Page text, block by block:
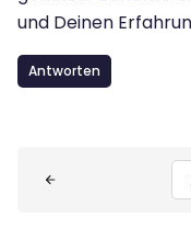
und Deinen
Antworten